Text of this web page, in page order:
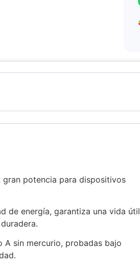
potencia para dispositivos
de energía, garantiza una vida útil
A sin mercurio, probadas bajo